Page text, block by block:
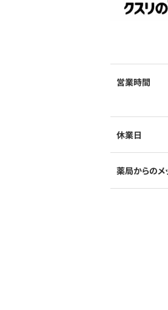
営業時間
休業日
薬局からのメ